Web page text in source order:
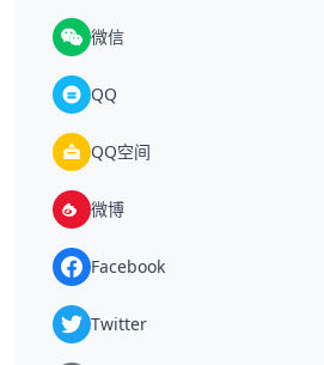
微信
QQ
QQ空间
微博
Facebook
Twitter